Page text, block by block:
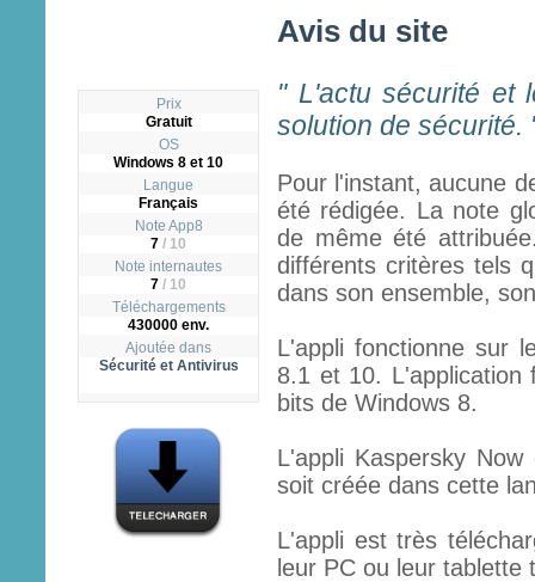
Prix
Gratuit
OS
Windows 8 et 10
Langue
Français
Note App8
7 / 10
Note internautes
7 / 10
Téléchargements
430000 env.
Ajoutée dans
Sécurité et Antivirus
Avis du site
" L'actu sécurité et
solution de sécurité.
Pour l'instant, aucune
été rédigée. La note
de même été
différents critères tels
dans son ensemble,
L'appli fonctionne sur
8.1 et 10. L'application
bits de Windows 8.
L'appli Kaspersky
soit créée dans cette
L'appli est très
leur PC ou leur tablette